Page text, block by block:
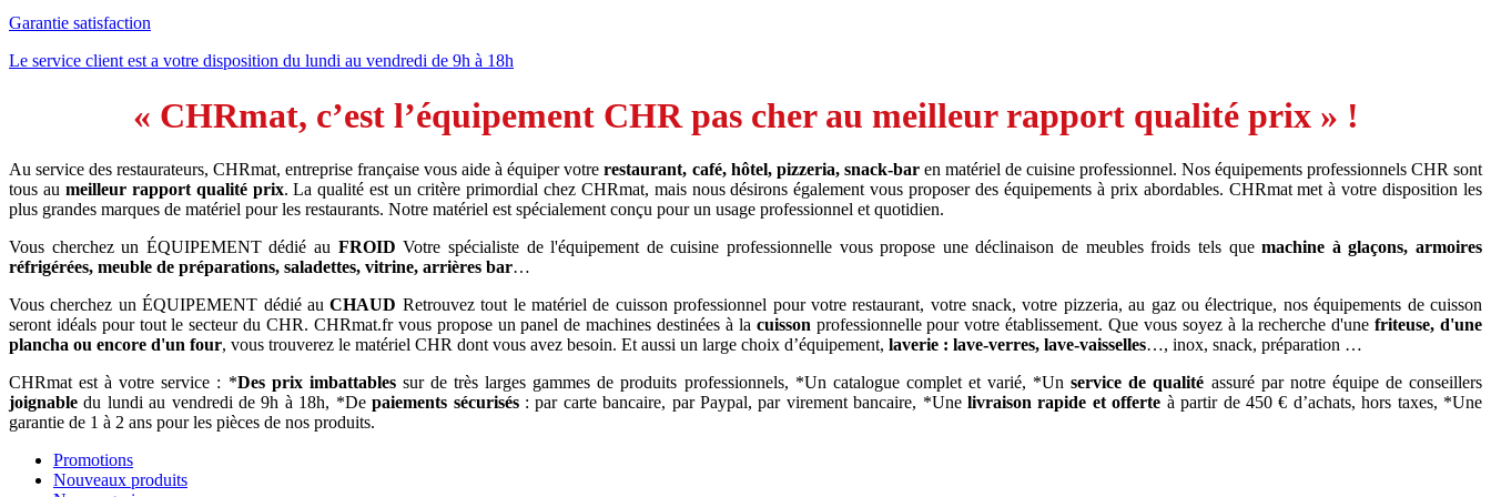
Garantie satisfaction
Le service client est a votre disposition du lundi au vendredi de 9h à 18h
« CHRmat, c’est l’équipement CHR pas cher au meilleur rapport qualité prix » !
Au service des restaurateurs, CHRmat, entreprise française vous aide à équiper votrerestaurant, café, hôtel, pizzeria, snack-baren matériel de cuisine professionnel. Nos équipements professionnels CHR sont
tous au meilleur rapport qualité prix. La qualité est un critère primordial chez CHRmat, mais nous désirons également vous proposer des équipements à prix abordables. CHRmat met à votre disposition les
plus grandes marques de matériel pour les restaurants. Notre matériel est spécialement conçu pour un usage professionnel et quotidien.
Vous cherchez un ÉQUIPEMENT dédié au FROID Votre spécialiste de l'équipement de cuisine professionnelle vous propose une déclinaison de meubles froids tels quemachine à glaçons, armoires
réfrigérées, meuble de préparations, saladettes, vitrine, arrières bar…
Vous cherchez un ÉQUIPEMENT dédié auCHAUD Retrouvez tout le matériel de cuisson professionnel pour votre restaurant, votre snack, votre pizzeria, au gaz ou électrique, nos équipements de cuisson
seront idéals pour tout le secteur du CHR. CHRmat.fr vous propose un panel de machines destinées à la cuisson professionnelle pour votre établissement. Que vous soyez à la recherche d'unefriteuse, d'une
plancha ou encore d'un four, vous trouverez le matériel CHR dont vous avez besoin. Et aussi un large choix d’équipement, laverie : lave-verres, lave-vaisselles…, inox, snack, préparation …
CHRmat est à votre service : *Des prix imbattablessur de très larges gammes de produits professionnels, *Un catalogue complet et varié, *Unservice de qualité assuré par notre équipe de conseillers
joignable du lundi au vendredi de 9h à 18h, *Depaiements sécurisés: par carte bancaire, par Paypal, par virement bancaire, *Unelivraison rapide et offerte à partir de 450 € d’achats, hors taxes, *Une
garantie de 1 à 2 ans pour les pièces de nos produits.
Promotions
Nouveaux produits